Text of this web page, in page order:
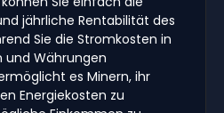
jährliche Rentabilität des
Sie die Stromkosten in
und Währungen
es Minern, ihr
Energiekosten zu